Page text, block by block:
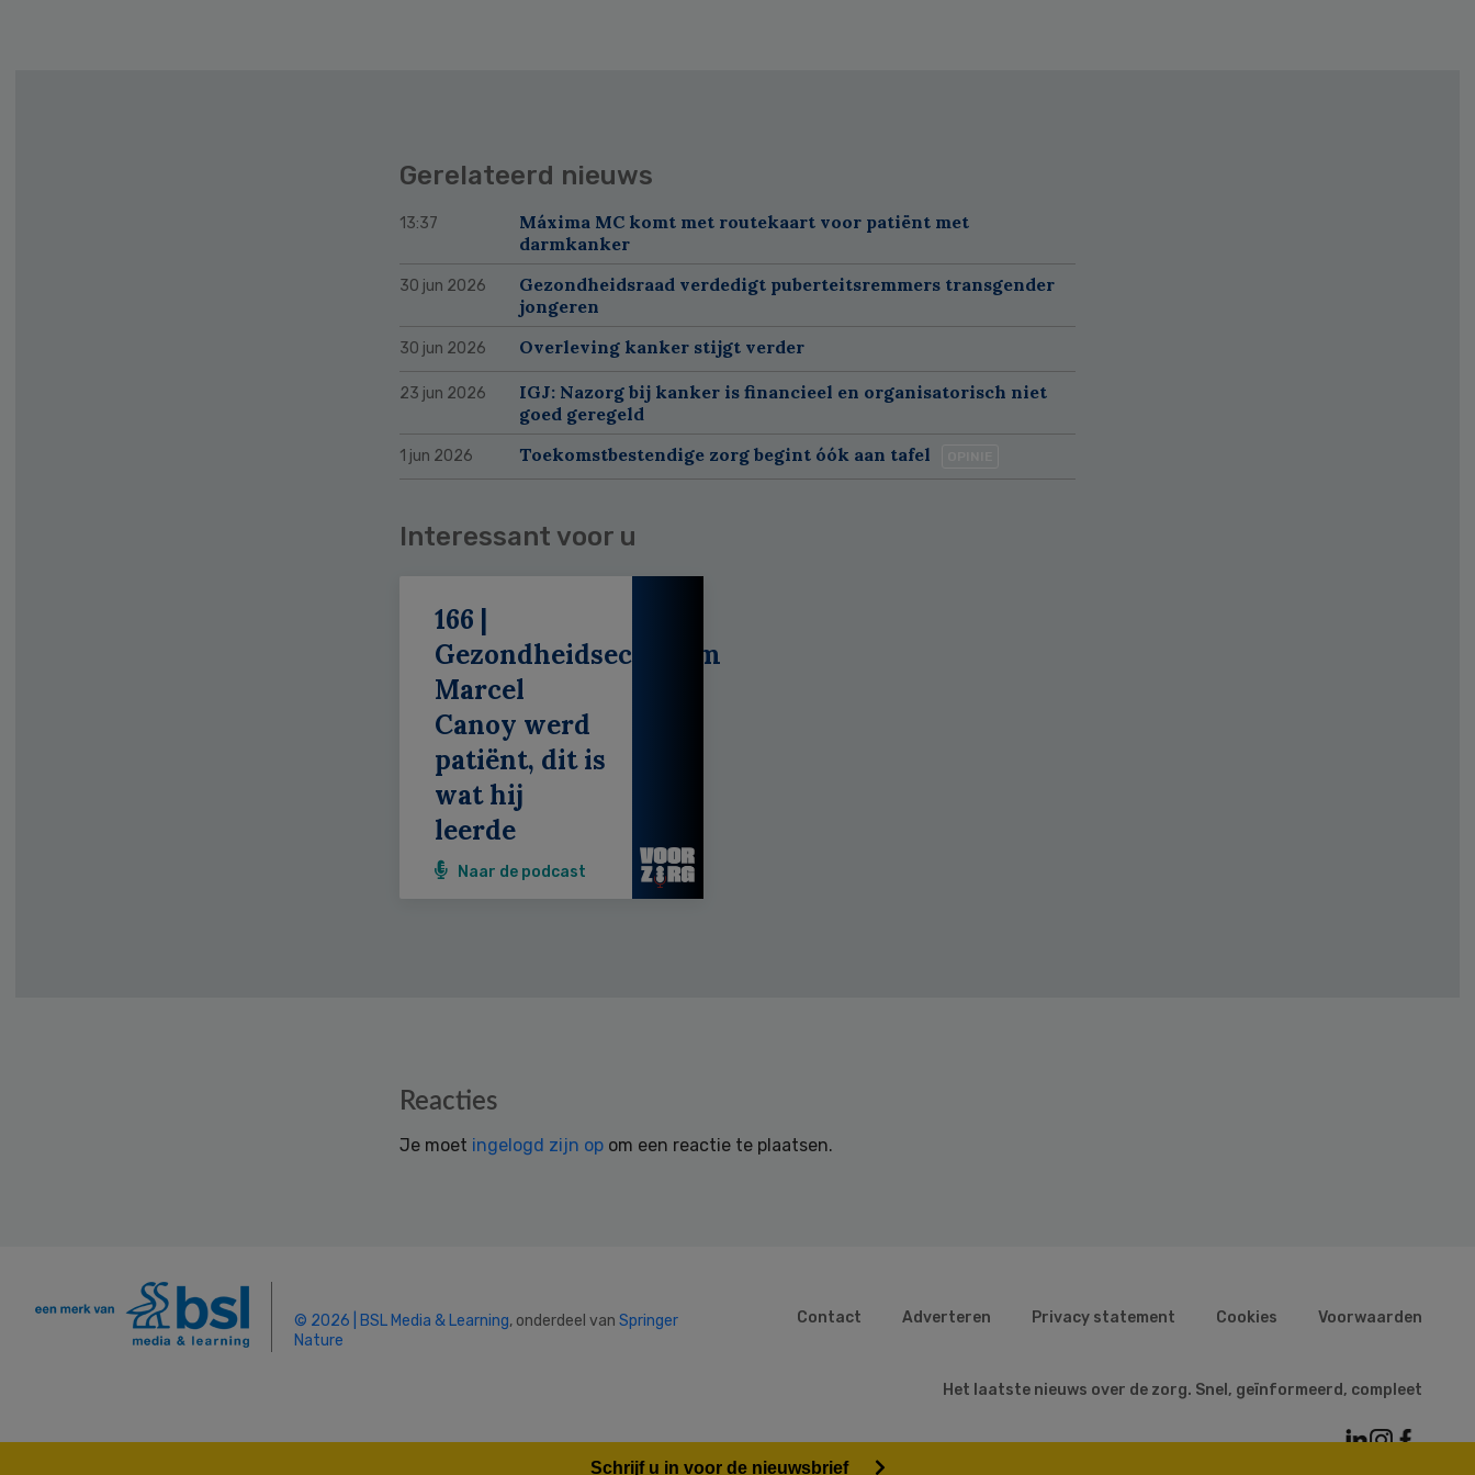
Gerelateerd nieuws
13:37
Máxima MC komt met routekaart voor patiënt met
darmkanker
30 jun 2026
Gezondheidsraad verdedigt puberteitsremmers transgender
jongeren
30 jun 2026 Overleving kanker stijgt verder
23 jun 2026
IGJ: Nazorg bij kanker is financieel en organisatorisch niet
goed geregeld
1 jun 2026 Toekomstbestendige zorg begint óók aan tafel
Interessant voor u
166 |
Gezondheidseconoom
Marcel
Canoy werd
patiënt, dit is
wat hij
leerde
Naar de podcast
Reacties
Je moet ingelogd zijn op om een reactie te plaatsen.
© 2026 | BSL Media & Learning, onderdeel van Springer
Nature
Contact Adverteren Privacy statement Cookies Voorwaarden
Het laatste nieuws over de zorg. Snel, geïnformeerd, compleet
Schrijf u in voor de nieuwsbrief